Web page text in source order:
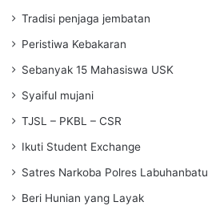
Tradisi penjaga jembatan
Peristiwa Kebakaran
Sebanyak 15 Mahasiswa USK
Syaiful mujani
TJSL – PKBL – CSR
Ikuti Student Exchange
Satres Narkoba Polres Labuhanbatu
Beri Hunian yang Layak